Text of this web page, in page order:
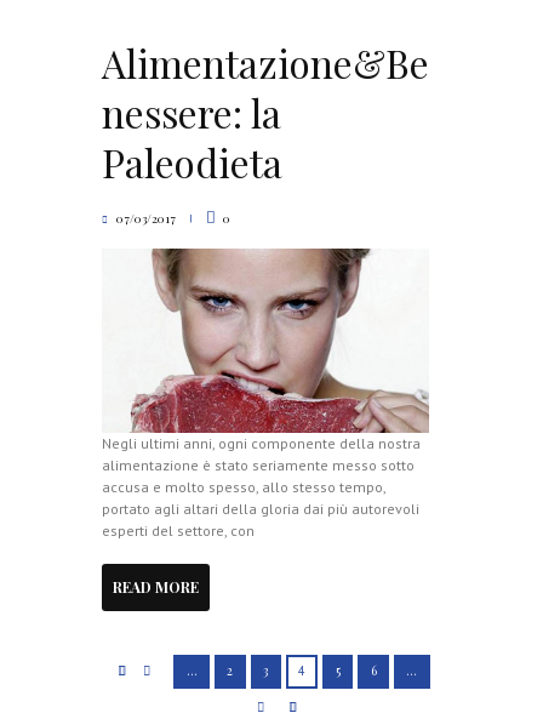
Alimentazione&Be
nessere: la
Paleodieta
07/03/2017 0
Negli ultimi anni, ogni componente della nostra
alimentazione è stato seriamente messo sotto
accusa e molto spesso, allo stesso tempo,
portato agli altari della gloria dai più autorevoli
esperti del settore, con
READ MORE
… 2 3 4 5 6 …